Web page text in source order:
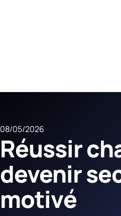
08/05/2026
Réussir
devenir
motivé